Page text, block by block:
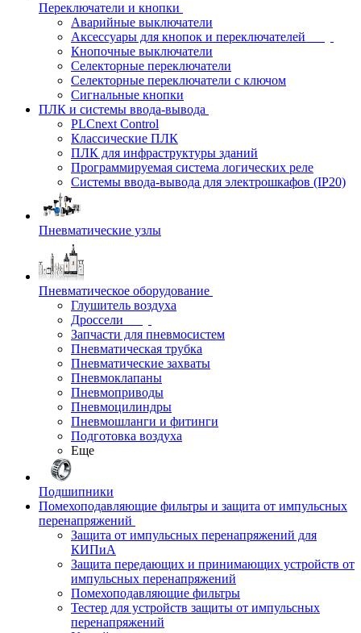
Переключатели и кнопки
Аварийные выключатели
Аксессуары для кнопок и переключателей
Кнопочные выключатели
Селекторные переключатели
Селекторные переключатели с ключом
Сигнальные кнопки
ПЛК и системы ввода-вывода
PLCnext Control
Классические ПЛК
ПЛК для инфраструктуры зданий
Программируемая система логических реле
Системы ввода-вывода для электрошкафов (IP20)
Пневматические узлы
Пневматическое оборудование
Глушитель воздуха
Дроссели
Запчасти для пневмосистем
Пневматическая трубка
Пневматические захваты
Пневмоклапаны
Пневмоприводы
Пневмоцилиндры
Пневмошланги и фитинги
Подготовка воздуха
Еще
Подшипники
Помехоподавляющие фильтры и защита от импульсных
перенапряжений
Защита от импульсных перенапряжений для
КИПиА
Защита передающих и принимающих устройств от
импульсных перенапряжений
Помехоподавляющие фильтры
Тестер для устройств защиты от импульсных
перенапряжений